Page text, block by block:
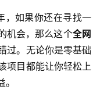
，如果你还在寻找一
机会，那么这个全网
过。无论你是零基础
项目都能让你轻松上